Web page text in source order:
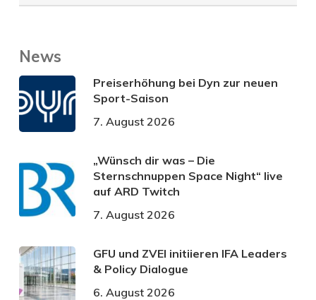
News
Preiserhöhung bei Dyn zur neuen
Sport-Saison
7. August 2026
„Wünsch dir was – Die
Sternschnuppen Space Night“ live
auf ARD Twitch
7. August 2026
GFU und ZVEI initiieren IFA Leaders
& Policy Dialogue
6. August 2026